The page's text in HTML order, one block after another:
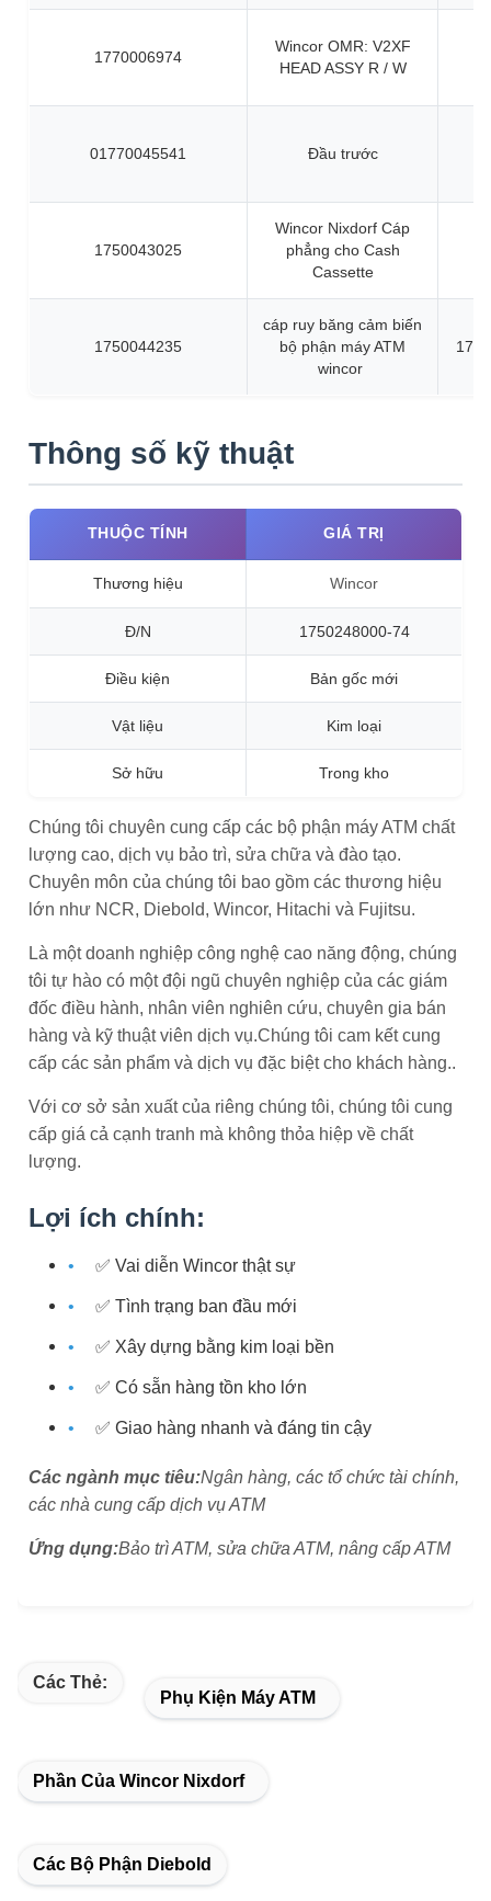
1770006974
Wincor OMR: V2XF
HEAD ASSY R / W
01770045541 Đầu trước
1750043025
Wincor Nixdorf Cáp
phẳng cho Cash
Cassette
1750044235
cáp ruy băng cảm biến
bộ phận máy ATM
wincor
Thông số kỹ thuật
THUỘC TÍNH GIÁ TRỊ
Thương hiệu Wincor
Đ/N 1750248000-74
Điều kiện Bản gốc mới
Vật liệu Kim loại
Sở hữu Trong kho
Chúng tôi chuyên cung cấp các bộ phận máy ATM chất
lượng cao, dịch vụ bảo trì, sửa chữa và đào tạo.
Chuyên môn của chúng tôi bao gồm các thương hiệu
lớn như NCR, Diebold, Wincor, Hitachi và Fujitsu.
Là một doanh nghiệp công nghệ cao năng động, chúng
tôi tự hào có một đội ngũ chuyên nghiệp của các giám
đốc điều hành, nhân viên nghiên cứu, chuyên gia bán
hàng và kỹ thuật viên dịch vụ.Chúng tôi cam kết cung
cấp các sản phẩm và dịch vụ đặc biệt cho khách hàng..
Với cơ sở sản xuất của riêng chúng tôi, chúng tôi cung
cấp giá cả cạnh tranh mà không thỏa hiệp về chất
lượng.
Lợi ích chính:
✅ Vai diễn Wincor thật sự
✅ Tình trạng ban đầu mới
✅ Xây dựng bằng kim loại bền
✅ Có sẵn hàng tồn kho lớn
✅ Giao hàng nhanh và đáng tin cậy
Các ngành mục tiêu:Ngân hàng, các tổ chức tài chính,
các nhà cung cấp dịch vụ ATM
Ứng dụng:Bảo trì ATM, sửa chữa ATM, nâng cấp ATM
Các Thẻ:
Phụ Kiện Máy ATM
Phần Của Wincor Nixdorf
Các Bộ Phận Diebold